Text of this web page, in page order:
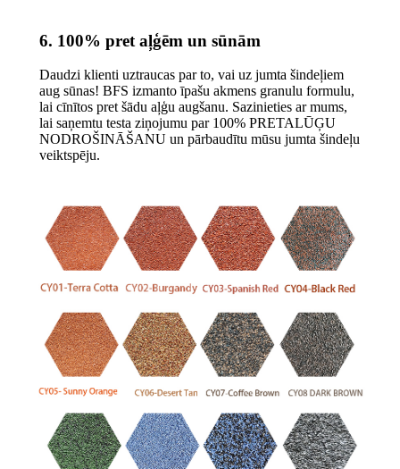
6. 100% pret aļģēm un sūnām
Daudzi klienti uztraucas par to, vai uz jumta šindeļiem
aug sūnas! BFS izmanto īpašu akmens granulu formulu,
lai cīnītos pret šādu aļģu augšanu. Sazinieties ar mums,
lai saņemtu testa ziņojumu par 100% PRETALŪĢU
NODROŠINĀŠANU un pārbaudītu mūsu jumta šindeļu
veiktspēju.